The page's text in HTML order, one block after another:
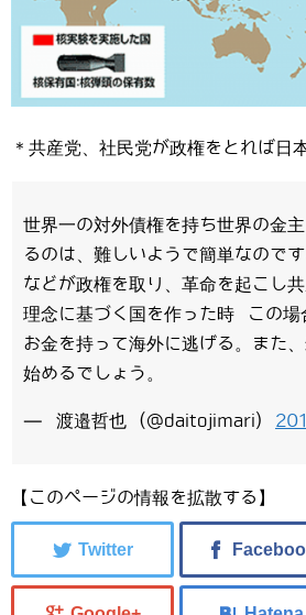
＊共産党、社民党が政権をとれば日
世界一の対外債権を持ち世界の金
るのは、難しいようで簡単なので
などが政権を取り、革命を起こし
理念に基づく国を作った時 この場
お金を持って海外に逃げる。また
始めるでしょう。
— 渡邉哲也 (@daitojimari)
【このページの情報を拡散する】